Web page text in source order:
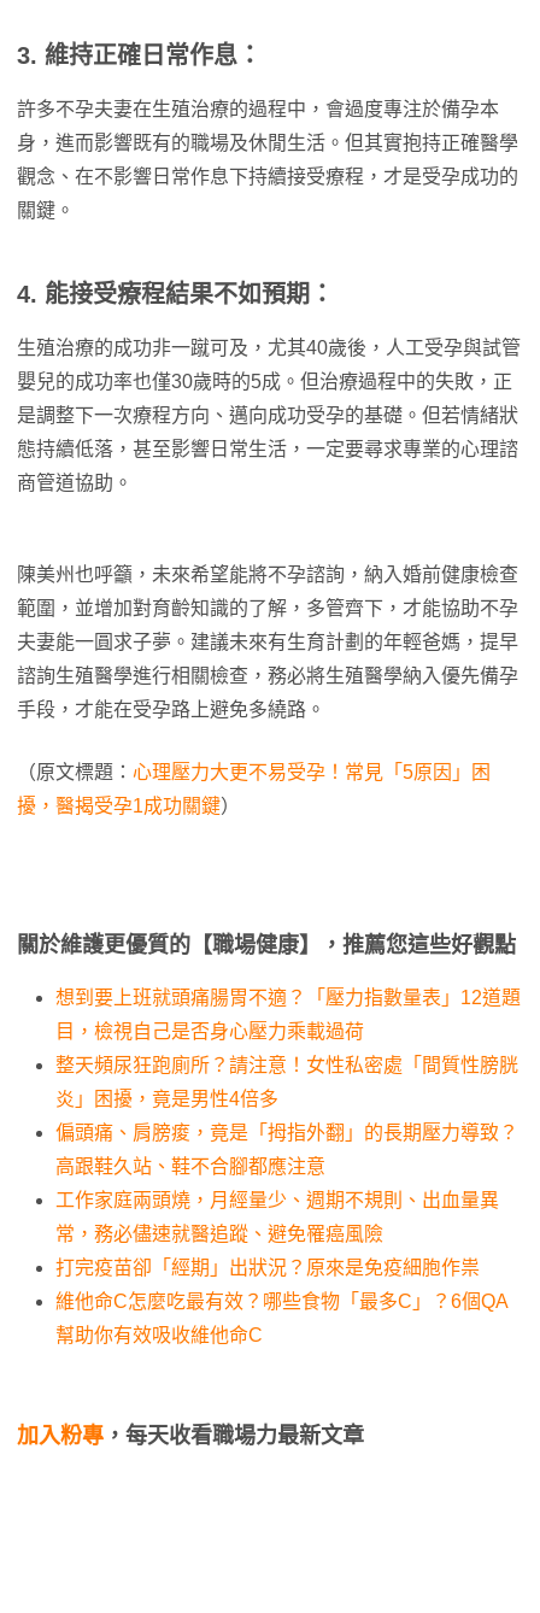
3. 維持正確日常作息：
許多不孕夫妻在生殖治療的過程中，會過度專注於備孕本
身，進而影響既有的職場及休閒生活。但其實抱持正確醫學
觀念、在不影響日常作息下持續接受療程，才是受孕成功的
關鍵。
4. 能接受療程結果不如預期：
生殖治療的成功非一蹴可及，尤其40歲後，人工受孕與試管
嬰兒的成功率也僅30歲時的5成。但治療過程中的失敗，正
是調整下一次療程方向、邁向成功受孕的基礎。但若情緒狀
態持續低落，甚至影響日常生活，一定要尋求專業的心理諮
商管道協助。
陳美州也呼籲，未來希望能將不孕諮詢，納入婚前健康檢查
範圍，並增加對育齡知識的了解，多管齊下，才能協助不孕
夫妻能一圓求子夢。建議未來有生育計劃的年輕爸媽，提早
諮詢生殖醫學進行相關檢查，務必將生殖醫學納入優先備孕
手段，才能在受孕路上避免多繞路。
（原文標題： 心理壓力大更不易受孕！常見「5原因」困
擾，醫揭受孕1成功關鍵）
關於維護更優質的【職場健康】，推薦您這些好觀點
想到要上班就頭痛腸胃不適？「壓力指數量表」12道題
目，檢視自己是否身心壓力乘載過荷
整天頻尿狂跑廁所？請注意！女性私密處「間質性膀胱
炎」困擾，竟是男性4倍多
偏頭痛、肩膀痠，竟是「拇指外翻」的長期壓力導致？
高跟鞋久站、鞋不合腳都應注意
工作家庭兩頭燒，月經量少、週期不規則、出血量異
常，務必儘速就醫追蹤、避免罹癌風險
打完疫苗卻「經期」出狀況？原來是免疫細胞作祟
維他命C怎麼吃最有效？哪些食物「最多C」？6個QA
幫助你有效吸收維他命C
加入粉專 ，每天收看職場力最新文章